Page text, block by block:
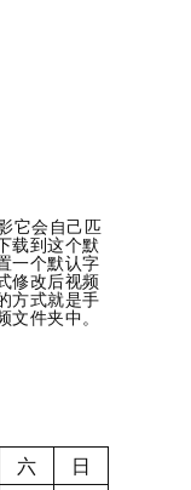
它会自己匹
载到这个默
一个默认字
修改后视频
方式就是手
件夹中。
六
日